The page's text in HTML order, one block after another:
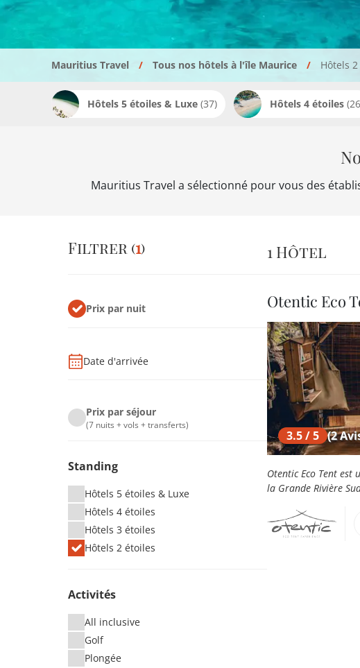
Mauritius Travel Tous nos hôtels à l'île Maurice Hôtels
Hôtels 5 étoiles & Luxe (37) Hôtels 4 étoiles
Mauritius Travel a sélectionné pour vous des
1 Hôtel
Otentic Eco
3.5 / 5 (2
Otentic Eco Tent est
la Grande Rivière
Filtrer (1)
Prix par nuit
Date d'arrivée
Prix par séjour
(7 nuits + vols + transferts)
Standing
Hôtels 5 étoiles & Luxe
Hôtels 4 étoiles
Hôtels 3 étoiles
Hôtels 2 étoiles
Activités
All inclusive
Golf
Plongée